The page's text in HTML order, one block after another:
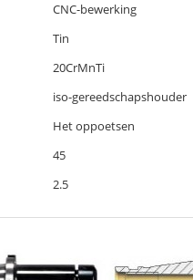
CNC-bewerking
Tin
20CrMnTi
iso-gereedschapshouder
Het oppoetsen
45
2.5